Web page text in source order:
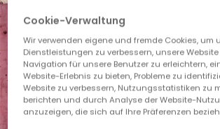
Cookie-Verwaltung
Wir verwenden eigene und fremde Cookies, um
Dienstleistungen zu verbessern, unsere
Navigation für unsere Benutzer zu erleichtern,
Website-Erlebnis zu bieten, Probleme zu
Website zu verbessern, Nutzungsstatistiken zu
berichten und durch Analyse der Website-
anzuzeigen, die sich auf Ihre Präferenzen